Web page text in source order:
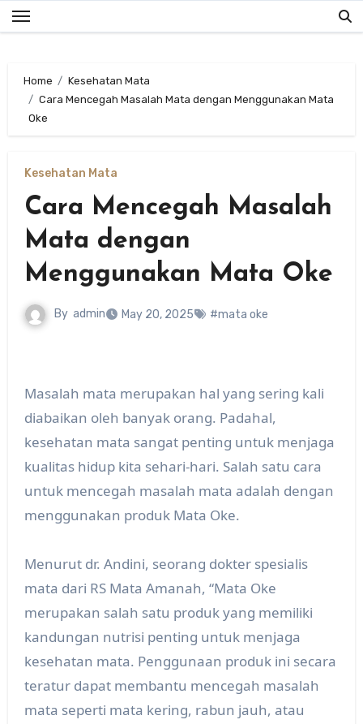
Skip
to
Home
Kesehatan Mata
Cara Mencegah Masalah Mata dengan Menggunakan Mata
Oke
Kesehatan Mata
Cara Mencegah Masalah
Mata dengan
Menggunakan Mata Oke
By admin May 20, 2025 #mata oke
Masalah mata merupakan hal yang sering kali
diabaikan oleh banyak orang. Padahal,
kesehatan mata sangat penting untuk menjaga
kualitas hidup kita sehari-hari. Salah satu cara
untuk mencegah masalah mata adalah dengan
menggunakan produk Mata Oke.
Menurut dr. Andini, seorang dokter spesialis
mata dari RS Mata Amanah, “Mata Oke
merupakan salah satu produk yang memiliki
kandungan nutrisi penting untuk menjaga
kesehatan mata. Penggunaan produk ini secara
teratur dapat membantu mencegah masalah
mata seperti mata kering, rabun jauh, atau